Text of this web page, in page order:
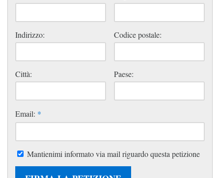
Indirizzo: Codice postale:
Città: Paese:
Email: *
Mantienimi informato via mail riguardo questa petizione